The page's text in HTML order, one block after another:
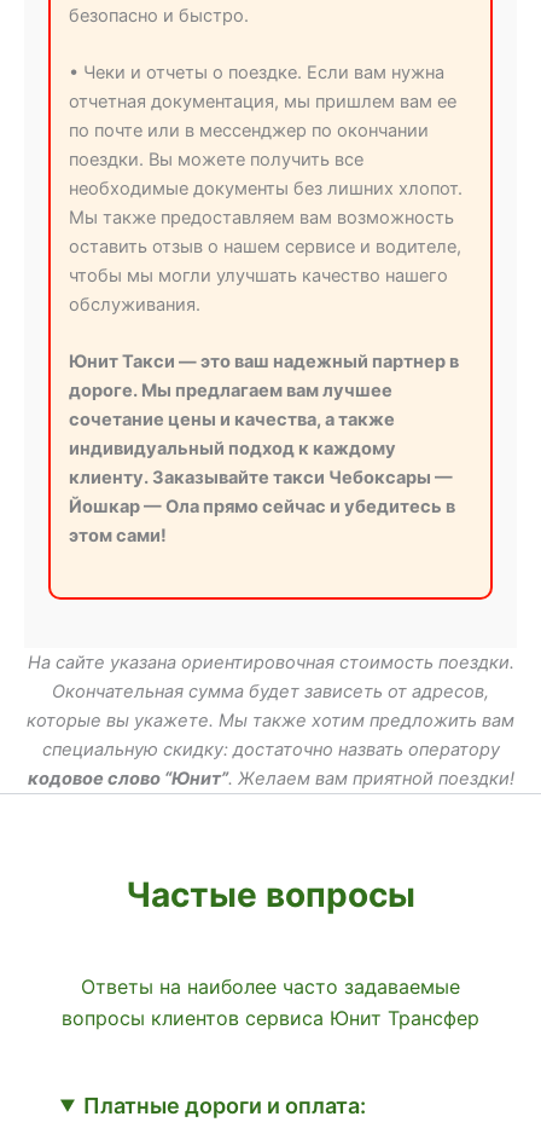
безопасно и быстро.
• Чеки и отчеты о поездке. Если вам нужна
отчетная документация, мы пришлем вам ее
по почте или в мессенджер по окончании
поездки. Вы можете получить все
необходимые документы без лишних хлопот.
Мы также предоставляем вам возможность
оставить отзыв о нашем сервисе и водителе,
чтобы мы могли улучшать качество нашего
обслуживания.
Юнит Такси — это ваш надежный партнер в
дороге. Мы предлагаем вам лучшее
сочетание цены и качества, а также
индивидуальный подход к каждому
клиенту. Заказывайте такси Чебоксары —
Йошкар — Ола прямо сейчас и убедитесь в
этом сами!
На сайте указана ориентировочная стоимость поездки.
Окончательная сумма будет зависеть от адресов,
которые вы укажете. Мы также хотим предложить вам
специальную скидку: достаточно назвать оператору
кодовое слово “Юнит”. Желаем вам приятной поездки!
Частые вопросы
Ответы на наиболее часто задаваемые
вопросы клиентов сервиса Юнит Трансфер
Платные дороги и оплата: